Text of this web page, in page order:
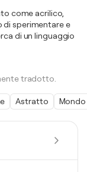
come acrilico,
di sperimentare e
di un linguaggio
tradotto.
Astratto Mondo